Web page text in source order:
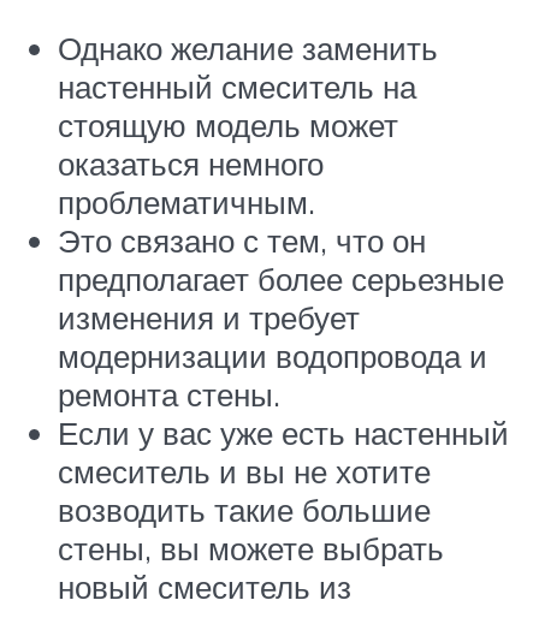
Однако желание заменить
настенный смеситель на
стоящую модель может
оказаться немного
проблематичным.
Это связано с тем, что он
предполагает более серьезные
изменения и требует
модернизации водопровода и
ремонта стены.
Если у вас уже есть настенный
смеситель и вы не хотите
возводить такие большие
стены, вы можете выбрать
новый смеситель из